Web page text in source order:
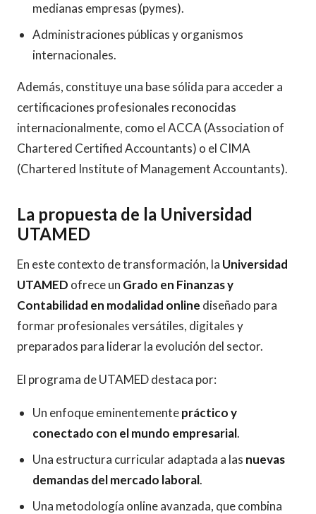
medianas empresas (pymes).
Administraciones públicas y organismos
internacionales.
Además, constituye una base sólida para acceder a
certificaciones profesionales reconocidas
internacionalmente, como el ACCA (Association of
Chartered Certified Accountants) o el CIMA
(Chartered Institute of Management Accountants).
La propuesta de la Universidad
UTAMED
En este contexto de transformación, la Universidad
UTAMED ofrece un Grado en Finanzas y
Contabilidad en modalidad online diseñado para
formar profesionales versátiles, digitales y
preparados para liderar la evolución del sector.
El programa de UTAMED destaca por:
Un enfoque eminentementepráctico y
conectado con el mundo empresarial.
Una estructura curricular adaptada a las nuevas
demandas del mercado laboral.
Una metodología online avanzada, que combina